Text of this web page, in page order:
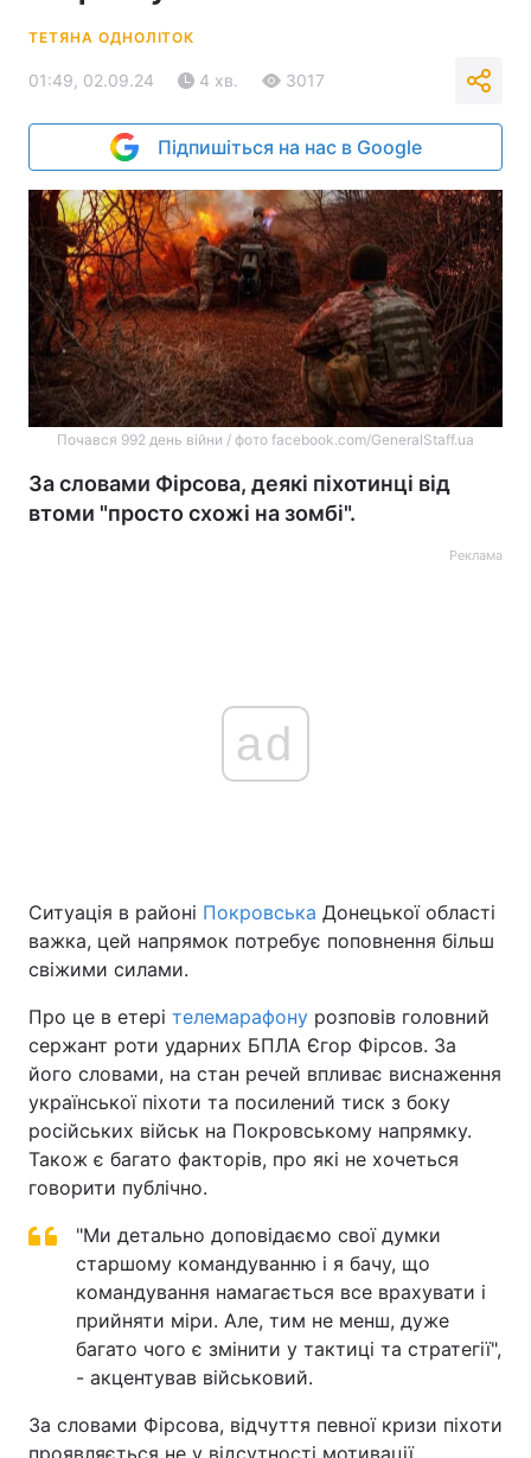
ТЕТЯНА ОДНОЛІТОК
01:49, 02.09.24 4 хв. 3017
Підпишіться на нас в Google
Почався 992 день війни / фото facebook.com/GeneralStaff.ua
За словами Фірсова, деякі піхотинці від
втоми "просто схожі на зомбі".
Реклама
ad
Ситуація в районі Покровська Донецької області
важка, цей напрямок потребує поповнення більш
свіжими силами.
Про це в етері телемарафону розповів головний
сержант роти ударних БПЛА Єгор Фірсов. За
його словами, на стан речей впливає виснаження
української піхоти та посилений тиск з боку
російських військ на Покровському напрямку.
Також є багато факторів, про які не хочеться
говорити публічно.
"Ми детально доповідаємо свої думки
старшому командуванню і я бачу, що
командування намагається все врахувати і
прийняти міри. Але, тим не менш, дуже
багато чого є змінити у тактиці та стратегії",
- акцентував військовий.
За словами Фірсова, відчуття певної кризи піхоти
проявляється не у відсутності мотивації.